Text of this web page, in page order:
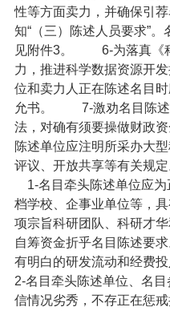
性等方面卖力，并确保引
知“（三）陈述人员要求”
见附件3。
6-为落真《科
力，推进科学数据资源开
位和卖力人正在陈述名目
允书。
7-激劝名目陈述
法，对确有须要操做财政
陈述单位应注明所采办大
评议、开放共享等有关规定
1-名目牵头陈述单位应为
档学校、企事业单位等，
项宗旨科研团队、科研才
自筹资金折乎名目陈述要
有明白的研发流动和经费
2-名目牵头陈述单位、名
信情况劣秀，不存正在惩